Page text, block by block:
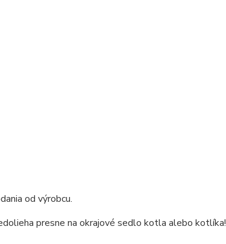
od výrobcu.
presne na okrajové sedlo kotla alebo kotlíka!